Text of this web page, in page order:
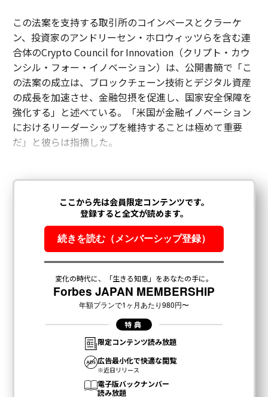
この法案を支持する取引所のコインベースとクラーケ
ン、投資家のアンドリーセン・ホロウィッツらを含む連
合体のCrypto Council for Innovation（クリプト・カウ
ンシル・フォー・イノベーション）は、公開書簡で「こ
の法案の成立は、ブロックチェーン技術とデジタル資産
の成長を加速させ、金融包摂を促進し、国家安全保障を
強化する」と述べている。「米国が金融イノベーション
におけるリーダーシップを維持することは極めて重要
だ」と彼らは指摘した。